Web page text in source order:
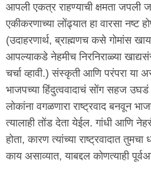
आपली एकत्र राहण्याची क्षमता जपली
एकीकरणाच्या लोंढ्यात हा वारसा नष्ट
(उदाहरणार्थ, ब्राह्मणच कसे गोमांस
आपल्याकडे नेहमीच निरनिराळ्या
चर्चा व्हावी.) संस्कृती आणि परंपरा
भाजपच्या हिंदुत्ववादाचं सोंग सहज उघडं
लोकांना वगळणारा राष्ट्रवाद बनवून
त्यालाही तोंड देता येईल. गांधी आणि
होता, कारण त्यांच्या राष्ट्रवादात तुमचा
काय असाव्यात, याबद्दल कोणत्याही